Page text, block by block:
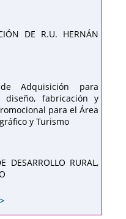
DE R.U. HERNÁN
Adquisición para
diseño, fabricación y
para el Área
y Turismo
DESARROLLO RURAL,